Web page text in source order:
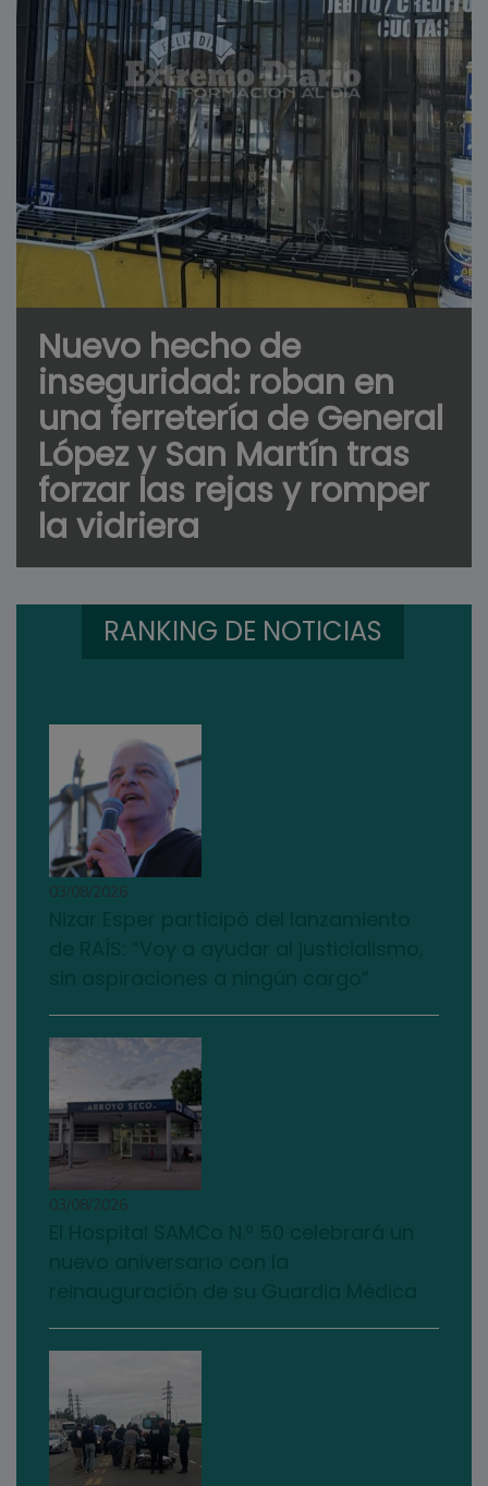
Nuevo hecho de
inseguridad: roban en
una ferretería de General
López y San Martín tras
forzar las rejas y romper
la vidriera
RANKING DE NOTICIAS
03/08/2026
03/08/2026